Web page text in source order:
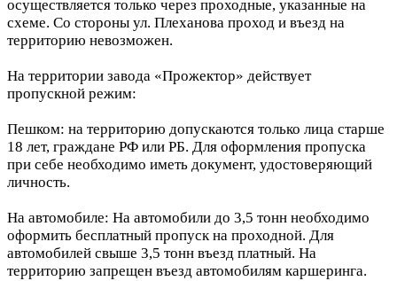
осуществляется только через проходные, указанные на
схеме. Со стороны ул. Плеханова проход и въезд на
территорию невозможен.
На территории завода «Прожектор» действует
пропускной режим:
Пешком: на территорию допускаются только лица старше
18 лет, граждане РФ или РБ. Для оформления пропуска
при себе необходимо иметь документ, удостоверяющий
личность.
На автомобиле: На автомобили до 3,5 тонн необходимо
оформить бесплатный пропуск на проходной. Для
автомобилей свыше 3,5 тонн въезд платный. На
территорию запрещен въезд автомобилям каршеринга.